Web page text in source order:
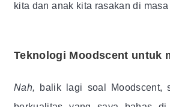
kita dan anak kita rasakan di
Teknologi Moodscent untuk
Nah, balik lagi soal Moodscent,